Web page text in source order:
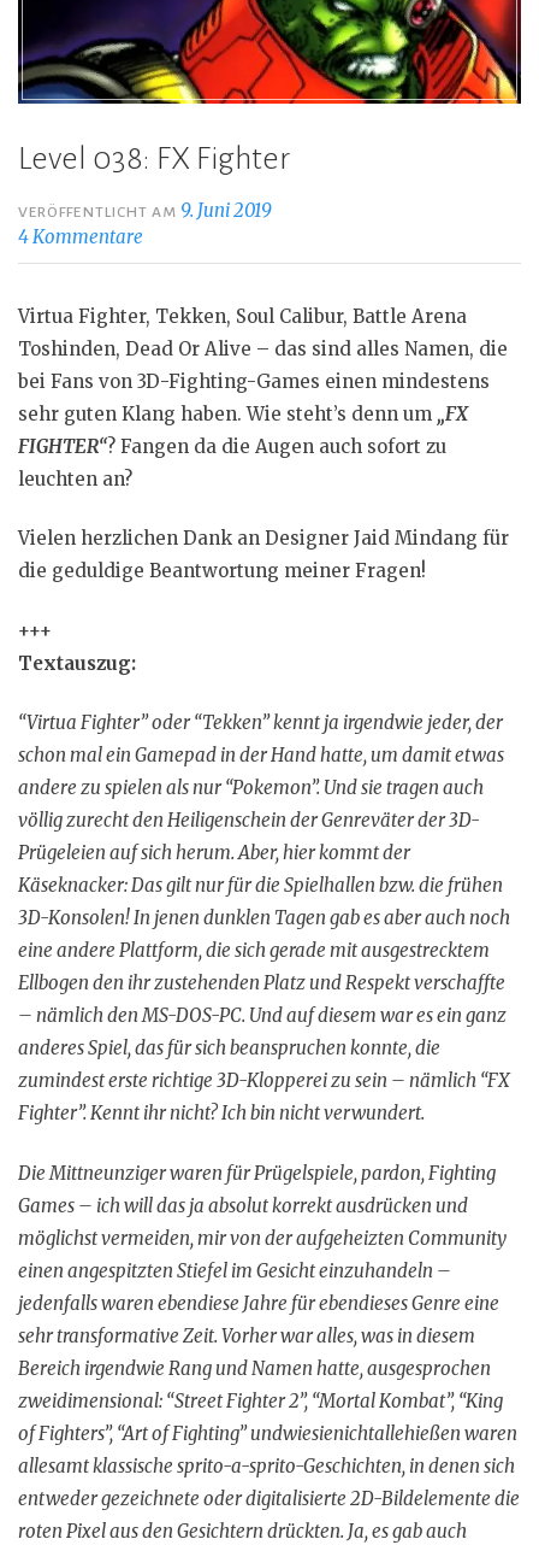
Level 038: FX Fighter
VERÖFFENTLICHT AM 9. Juni 2019
4 Kommentare
Virtua Fighter, Tekken, Soul Calibur, Battle Arena
Toshinden, Dead Or Alive – das sind alles Namen, die
bei Fans von 3D-Fighting-Games einen mindestens
sehr guten Klang haben. Wie steht’s denn um „FX
FIGHTER“? Fangen da die Augen auch sofort zu
leuchten an?
Vielen herzlichen Dank an Designer Jaid Mindang für
die geduldige Beantwortung meiner Fragen!
+++
Textauszug:
“Virtua Fighter” oder “Tekken” kennt ja irgendwie jeder, der
schon mal ein Gamepad in der Hand hatte, um damit etwas
andere zu spielen als nur “Pokemon”. Und sie tragen auch
völlig zurecht den Heiligenschein der Genreväter der 3D-
Prügeleien auf sich herum. Aber, hier kommt der
Käseknacker: Das gilt nur für die Spielhallen bzw. die frühen
3D-Konsolen! In jenen dunklen Tagen gab es aber auch noch
eine andere Plattform, die sich gerade mit ausgestrecktem
Ellbogen den ihr zustehenden Platz und Respekt verschaffte
– nämlich den MS-DOS-PC. Und auf diesem war es ein ganz
anderes Spiel, das für sich beanspruchen konnte, die
zumindest erste richtige 3D-Klopperei zu sein – nämlich “FX
Fighter”. Kennt ihr nicht? Ich bin nicht verwundert.
Die Mittneunziger waren für Prügelspiele, pardon, Fighting
Games – ich will das ja absolut korrekt ausdrücken und
möglichst vermeiden, mir von der aufgeheizten Community
einen angespitzten Stiefel im Gesicht einzuhandeln –
jedenfalls waren ebendiese Jahre für ebendieses Genre eine
sehr transformative Zeit. Vorher war alles, was in diesem
Bereich irgendwie Rang und Namen hatte, ausgesprochen
zweidimensional: “Street Fighter 2”, “Mortal Kombat”, “King
of Fighters”, “Art of Fighting” undwiesienichtallehießen waren
allesamt klassische sprito-a-sprito-Geschichten, in denen sich
entweder gezeichnete oder digitalisierte 2D-Bildelemente die
roten Pixel aus den Gesichtern drückten. Ja, es gab auch